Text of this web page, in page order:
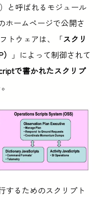
と呼ばれるモジュール
ホームページで公開さ
トウェアは、「スクリ
」によって制御されて
で書かれたスクリプ
。
するためのスクリプト